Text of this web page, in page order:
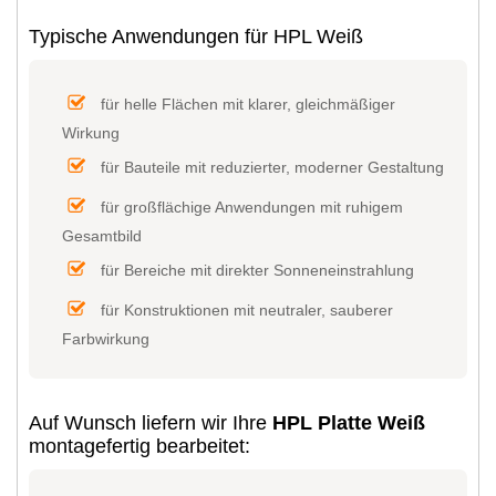
Typische Anwendungen für HPL Weiß
für helle Flächen mit klarer, gleichmäßiger
Wirkung
für Bauteile mit reduzierter, moderner Gestaltung
für großflächige Anwendungen mit ruhigem
Gesamtbild
für Bereiche mit direkter Sonneneinstrahlung
für Konstruktionen mit neutraler, sauberer
Farbwirkung
Auf Wunsch liefern wir Ihre HPL Platte Weiß
montagefertig bearbeitet: